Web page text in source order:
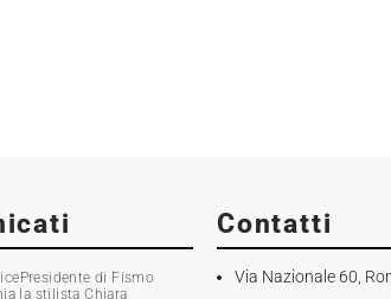
di Fismo
la stilista Chiara
Contatti
Via Nazionale 60,